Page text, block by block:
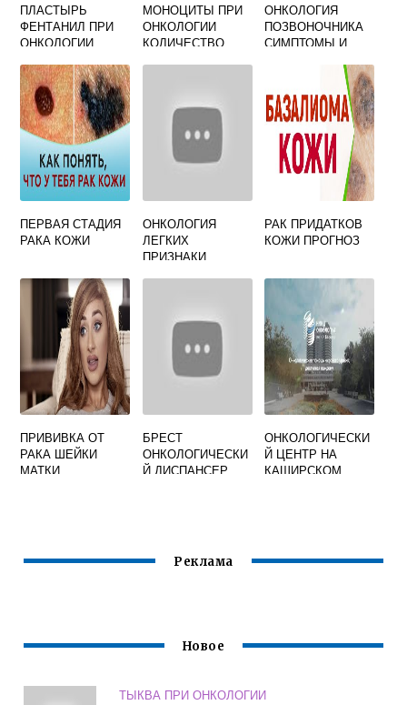
ПЛАСТЫРЬ
ФЕНТАНИЛ ПРИ
ОНКОЛОГИИ
МОНОЦИТЫ ПРИ
ОНКОЛОГИИ
КОЛИЧЕСТВО
ОНКОЛОГИЯ
ПОЗВОНОЧНИКА
СИМПТОМЫ И
ПЕРВАЯ СТАДИЯ
РАКА КОЖИ
ОНКОЛОГИЯ
ЛЕГКИХ
ПРИЗНАКИ
РАК ПРИДАТКОВ
КОЖИ ПРОГНОЗ
ПРИВИВКА ОТ
РАКА ШЕЙКИ
МАТКИ
БРЕСТ
ОНКОЛОГИЧЕСКИ
Й ДИСПАНСЕР
ОНКОЛОГИЧЕСКИ
Й ЦЕНТР НА
КАШИРСКОМ
Реклама
Новое
ТЫКВА ПРИ ОНКОЛОГИИ